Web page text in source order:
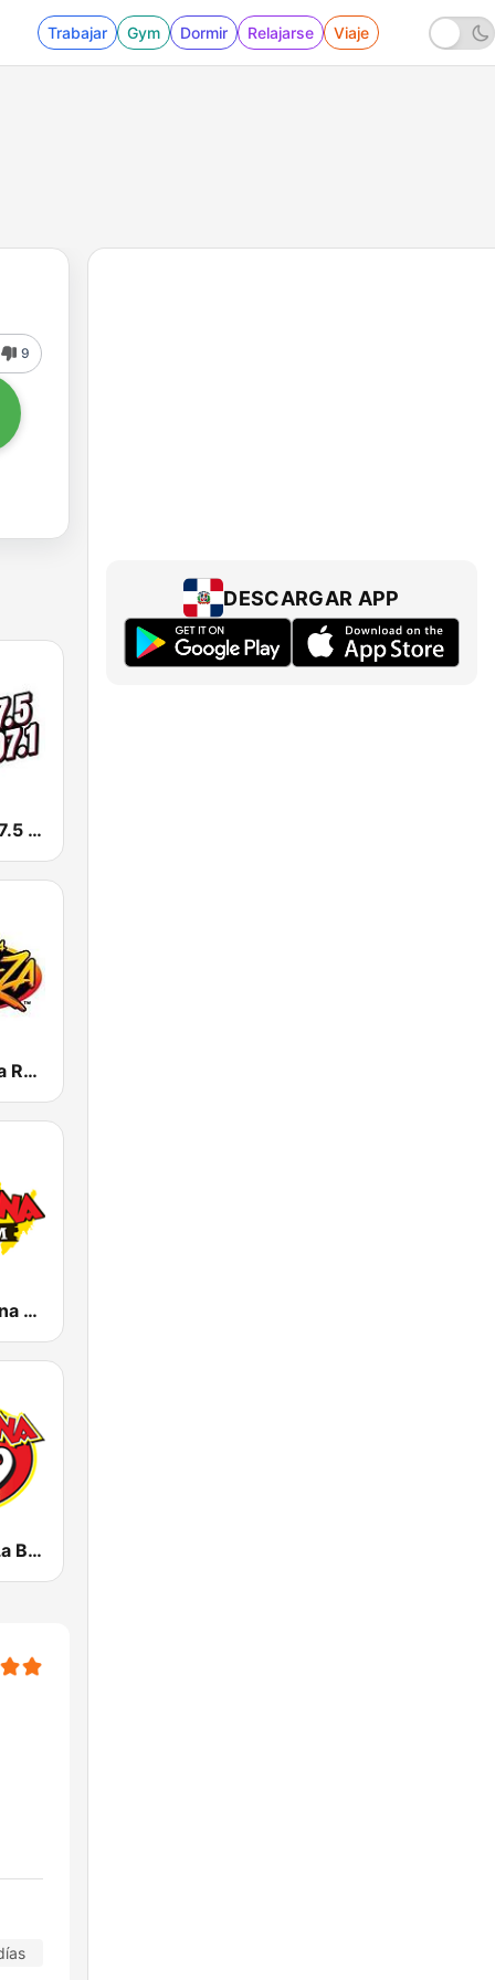
Trabajar Gym Dormir Relajarse Viaje
9
KLYY José 97.5 y 107.1
KRZZ 93.3 La Raza FM
KLBN La Buena 101.9 FM
KWID 101.9 La Buena
DESCARGAR APP